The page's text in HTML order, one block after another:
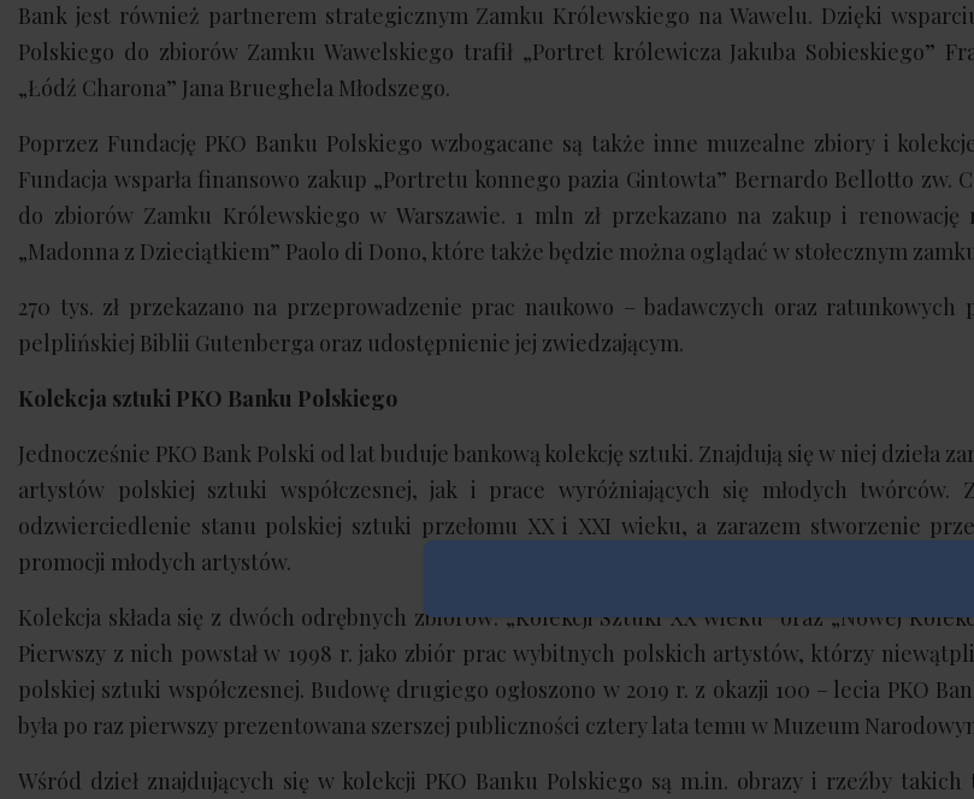
Bank jest również partnerem strategicznym Zamku Królewskiego na Wawelu. Dzięki
Polskiego do zbiorów Zamku Wawelskiego trafił „Portret królewicza Jakuba Sobieskiego”
„Łódź Charona” Jana Brueghela Młodszego.
Poprzez Fundację PKO Banku Polskiego wzbogacane są także inne muzealne zbiory i
Fundacja wsparła finansowo zakup „Portretu konnego pazia Gintowta” Bernardo Bellotto zw.
do zbiorów Zamku Królewskiego w Warszawie. 1 mln zł przekazano na zakup i renowację
„Madonna z Dzieciątkiem” Paolo di Dono, które także będzie można oglądać w stołecznym
270 tys. zł przekazano na przeprowadzenie prac naukowo – badawczych oraz ratunkowych
pelplińskiej Biblii Gutenberga oraz udostępnienie jej zwiedzającym.
Kolekcja sztuki PKO Banku Polskiego
Jednocześnie PKO Bank Polski od lat buduje bankową kolekcję sztuki. Znajdują się w niej dzieła
artystów polskiej sztuki współczesnej, jak i prace wyróżniających się młodych twórców.
odzwierciedlenie stanu polskiej sztuki przełomu XX i XXI wieku, a zarazem stworzenie
promocji młodych artystów.
Kolekcja składa się z dwóch odrębnych zbiorów: „Kolekcji Sztuki XX wieku” oraz „Nowej
Pierwszy z nich powstał w 1998 r. jako zbiór prac wybitnych polskich artystów, którzy
polskiej sztuki współczesnej. Budowę drugiego ogłoszono w 2019 r. z okazji 100 – lecia PKO
była po raz pierwszy prezentowana szerszej publiczności cztery lata temu w Muzeum
Wśród dzieł znajdujących się w kolekcji PKO Banku Polskiego są m.in. obrazy i rzeźby